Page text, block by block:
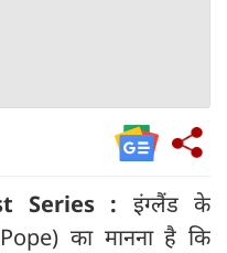
Series : इंग्लैंड के
का मानना ​​है कि